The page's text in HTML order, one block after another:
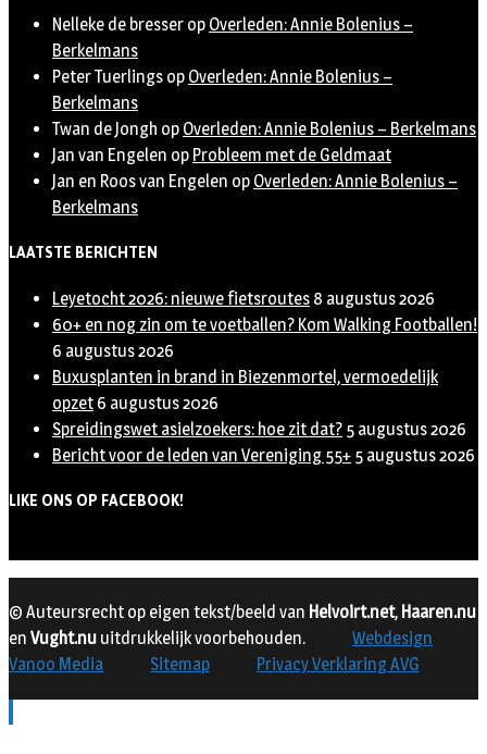
Nelleke de bresser op Overleden: Annie Bolenius –
Berkelmans
Peter Tuerlings op Overleden: Annie Bolenius –
Berkelmans
Twan de Jongh op Overleden: Annie Bolenius – Berkelmans
Jan van Engelen op Probleem met de Geldmaat
Jan en Roos van Engelen op Overleden: Annie Bolenius –
Berkelmans
LAATSTE BERICHTEN
Leyetocht 2026: nieuwe fietsroutes 8 augustus 2026
60+ en nog zin om te voetballen? Kom Walking Footballen!
6 augustus 2026
Buxusplanten in brand in Biezenmortel, vermoedelijk
opzet 6 augustus 2026
Spreidingswet asielzoekers: hoe zit dat? 5 augustus 2026
Bericht voor de leden van Vereniging 55+ 5 augustus 2026
LIKE ONS OP FACEBOOK!
© Auteursrecht op eigen tekst/beeld van Helvoirt.net, Haaren.nu
en Vught.nu uitdrukkelijk voorbehouden.
Webdesign
Vanoo Media
Sitemap Privacy Verklaring AVG